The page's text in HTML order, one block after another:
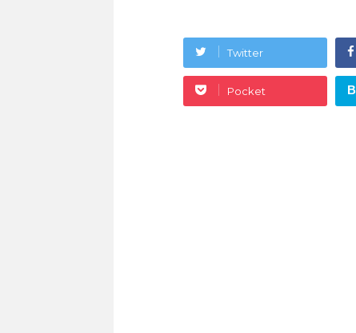
Twitter
Pocket